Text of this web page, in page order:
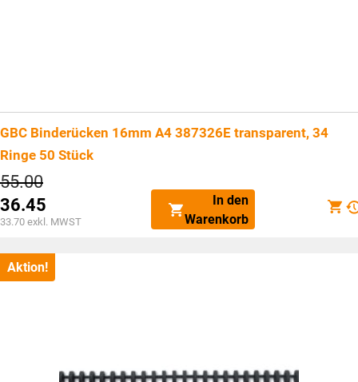
GBC Binderücken 16mm A4 387326E transparent, 34
Ringe 50 Stück
55.00Ursprünglicher
Preis
war:
CHF55.00
36.45
Aktueller
ist:
CHF36.45.
33.70 exkl. MWST
In den
Warenkorb
Aktion!